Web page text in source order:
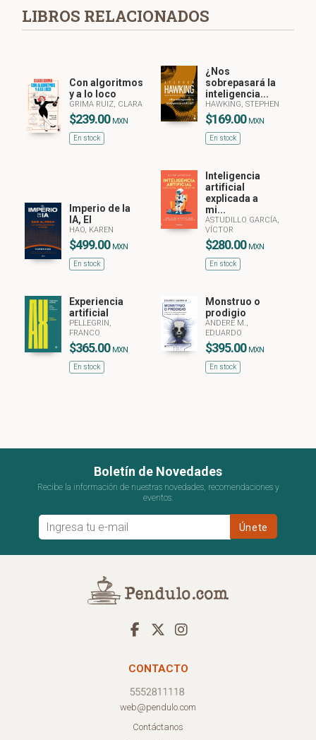
LIBROS RELACIONADOS
Con algoritmos
y a lo loco
GRIMA RUIZ, CLARA
$239.00 MXN
En stock
¿Nos
sobrepasará la
inteligencia...
HAWKING, STEPHEN
$169.00 MXN
En stock
Imperio de la
IA, El
HAO, KAREN
$499.00 MXN
En stock
Inteligencia
artificial
explicada a
mi...
ASTUDILLO GARCÍA,
VÍCTOR
$280.00 MXN
En stock
Experiencia
artificial
PELLEGRIN,
FRANCO
$365.00 MXN
En stock
Monstruo o
prodigio
ANDERE M.,
EDUARDO
$395.00 MXN
En stock
Boletín de Novedades
Recibe la información de nuestras novedades, recomendaciones y
eventos.
CONTACTO
web@pendulo.com
Contáctanos